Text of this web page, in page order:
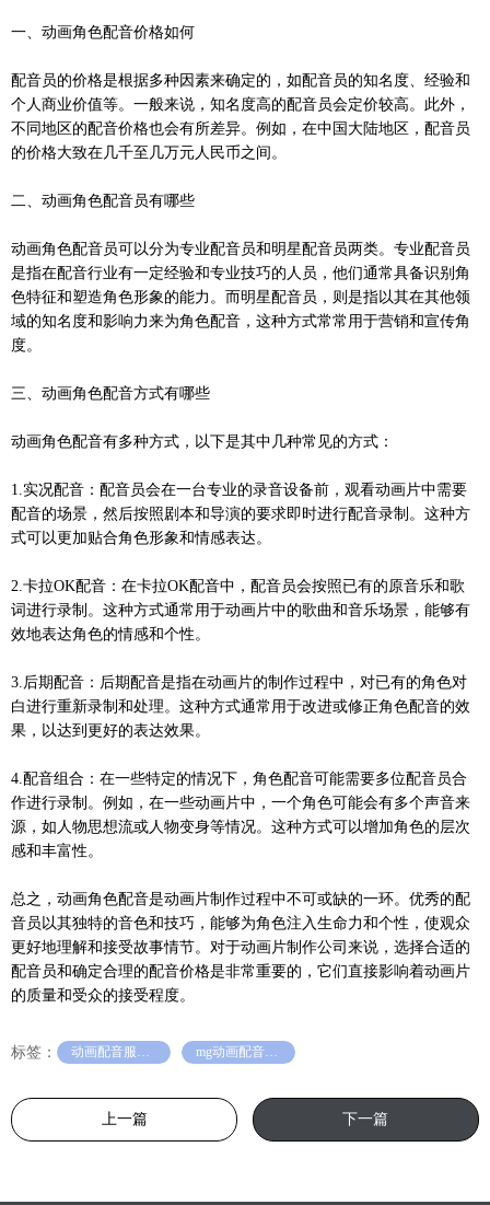
一、动画角色配音价格如何
配音员的价格是根据多种因素来确定的，如配音员的知名度、经验和
个人商业价值等。一般来说，知名度高的配音员会定价较高。此外，
不同地区的配音价格也会有所差异。例如，在中国大陆地区，配音员
的价格大致在几千至几万元人民币之间。
二、动画角色配音员有哪些
动画角色配音员可以分为专业配音员和明星配音员两类。专业配音员
是指在配音行业有一定经验和专业技巧的人员，他们通常具备识别角
色特征和塑造角色形象的能力。而明星配音员，则是指以其在其他领
域的知名度和影响力来为角色配音，这种方式常常用于营销和宣传角
度。
三、动画角色配音方式有哪些
动画角色配音有多种方式，以下是其中几种常见的方式：
1.实况配音：配音员会在一台专业的录音设备前，观看动画片中需要
配音的场景，然后按照剧本和导演的要求即时进行配音录制。这种方
式可以更加贴合角色形象和情感表达。
2.卡拉OK配音：在卡拉OK配音中，配音员会按照已有的原音乐和歌
词进行录制。这种方式通常用于动画片中的歌曲和音乐场景，能够有
效地表达角色的情感和个性。
3.后期配音：后期配音是指在动画片的制作过程中，对已有的角色对
白进行重新录制和处理。这种方式通常用于改进或修正角色配音的效
果，以达到更好的表达效果。
4.配音组合：在一些特定的情况下，角色配音可能需要多位配音员合
作进行录制。例如，在一些动画片中，一个角色可能会有多个声音来
源，如人物思想流或人物变身等情况。这种方式可以增加角色的层次
感和丰富性。
总之，动画角色配音是动画片制作过程中不可或缺的一环。优秀的配
音员以其独特的音色和技巧，能够为角色注入生命力和个性，使观众
更好地理解和接受故事情节。对于动画片制作公司来说，选择合适的
配音员和确定合理的配音价格是非常重要的，它们直接影响着动画片
的质量和受众的接受程度。
标签：
上一篇 下一篇